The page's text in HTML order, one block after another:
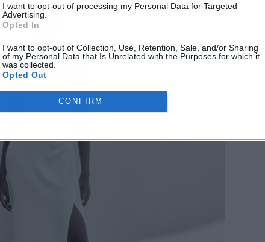
I want to opt-out of processing my Personal Data for Targeted
Advertising.
Opted In
I want to opt-out of Collection, Use, Retention, Sale, and/or Sharing
of my Personal Data that Is Unrelated with the Purposes for which it
was collected.
Opted Out
CONFIRM